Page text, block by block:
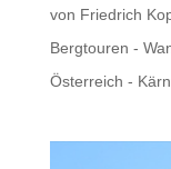
von Friedrich
Bergtouren -
Österreich -